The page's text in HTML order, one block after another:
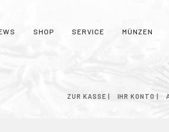
SHOP SERVICE MÜNZEN
ZUR KASSE IHR KONTO